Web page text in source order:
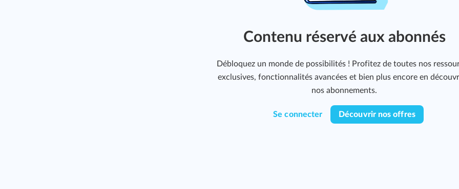
Contenu réservé aux abonnés
Débloquez un monde de possibilités ! Profitez de toutes nos
exclusives, fonctionnalités avancées et bien plus encore en
nos abonnements.
Se connecter Découvrir nos offres